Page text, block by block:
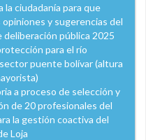
la ciudadanía para que
y sugerencias del
deliberación pública 2025
para el río
puente bolívar (altura
a proceso de selección y
de 20 profesionales del
la gestión coactiva del
Loja